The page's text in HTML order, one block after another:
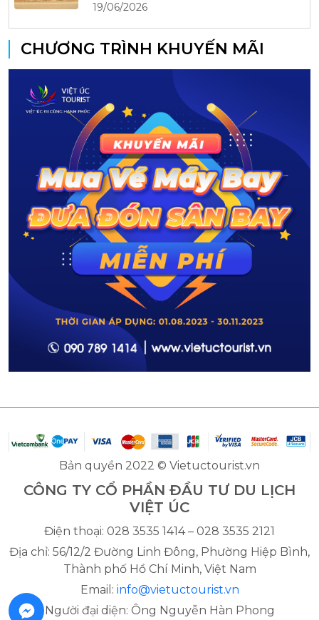
19/06/2026
CHƯƠNG TRÌNH KHUYẾN MÃI
Bản quyền 2022 © Vietuctourist.vn
CÔNG TY CỔ PHẦN ĐẦU TƯ DU LỊCH
VIỆT ÚC
Điện thoại: 028 3535 1414 – 028 3535 2121
Địa chỉ: 56/12/2 Đường Linh Đông, Phường Hiệp Bình,
Thành phố Hồ Chí Minh, Việt Nam
Email: info@vietuctourist.vn
Người đại diện: Ông Nguyễn Hàn Phong